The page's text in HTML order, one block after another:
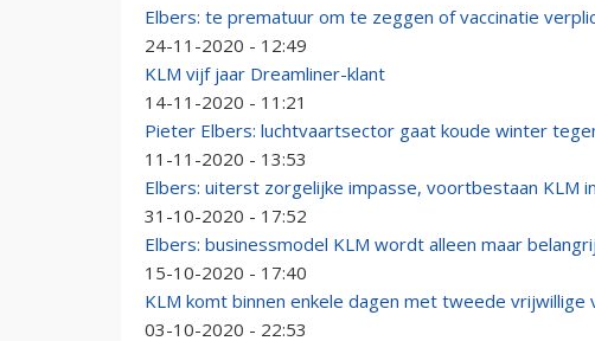
Elbers: te prematuur om te zeggen of vaccinatie
24-11-2020 - 12:49
KLM vijf jaar Dreamliner-klant
14-11-2020 - 11:21
Pieter Elbers: luchtvaartsector gaat koude winter
11-11-2020 - 13:53
Elbers: uiterst zorgelijke impasse, voortbestaan KLM
31-10-2020 - 17:52
Elbers: businessmodel KLM wordt alleen maar
15-10-2020 - 17:40
KLM komt binnen enkele dagen met tweede
03-10-2020 - 22:53